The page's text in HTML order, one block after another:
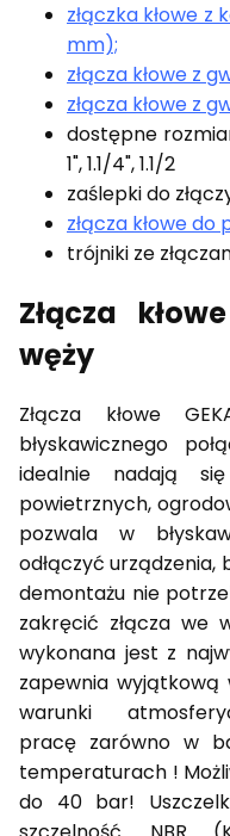
złączka kłowe z
mm);
złącza kłowe z
złącza kłowe z
dostępne
1", 1.1/4", 1.1/2
zaślepki do
złącza kłowe do
trójniki ze
Złącza
węży
Złącza kłowe
błyskawicznego
idealnie nadają
powietrznych,
pozwala w
odłączyć
demontażu nie
zakręcić złącza we
wykonana jest z
zapewnia wyjątkową
warunki
pracę zarówno w
temperaturach !
do 40 bar!